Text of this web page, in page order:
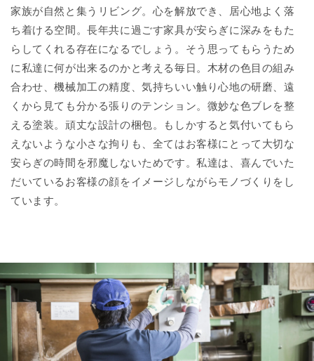
家族が自然と集うリビング。心を解放でき、居心地よく落
ち着ける空間。長年共に過ごす家具が安らぎに深みをもた
らしてくれる存在になるでしょう。そう思ってもらうため
に私達に何が出来るのかと考える毎日。木材の色目の組み
合わせ、機械加工の精度、気持ちいい触り心地の研磨、遠
くから見ても分かる張りのテンション。微妙な色ブレを整
える塗装。頑丈な設計の梱包。もしかすると気付いてもら
えないような小さな拘りも、全てはお客様にとって大切な
安らぎの時間を邪魔しないためです。私達は、喜んでいた
だいているお客様の顔をイメージしながらモノづくりをし
ています。